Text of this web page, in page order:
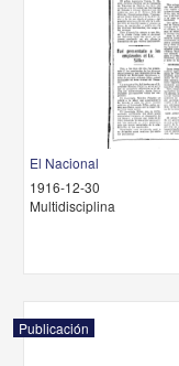
El Nacional
1916-12-30
Multidisciplina
Publicación